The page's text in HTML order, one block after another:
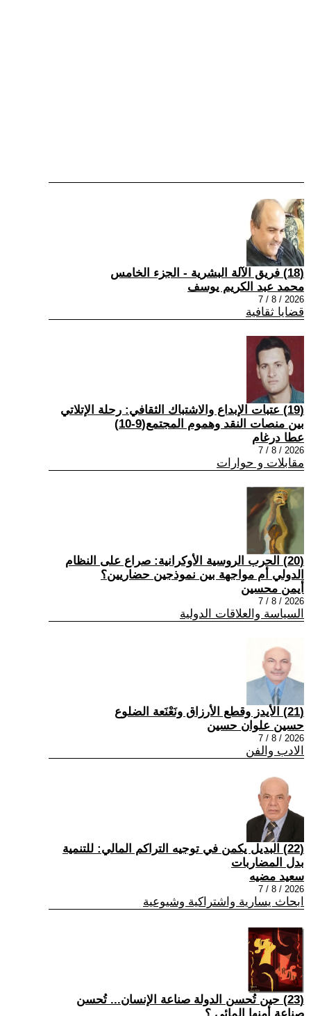
(18) فريق الآلة البشرية - الجزء الخامس
محمد عبد الكريم يوسف
2026 / 8 / 7
قضايا ثقافية
(19) عتبات الإبداع والاشتباك الثقافي: رحلة الإتلاتي
بين منصات النقد وهموم المجتمع(9-10)
عطا درغام
2026 / 8 / 7
مقابلات و حوارات
(20) الحرب الروسية الأوكرانية: صراع على النظام
الدولي أم مواجهة بين نموذجين حضاريين؟
أيمن محسين
2026 / 8 / 7
السياسة والعلاقات الدولية
(21) الأيدز وقطع الأرزاق ونَعْنَعة الضلوع
حسين علوان حسين
2026 / 8 / 7
الادب والفن
(22) البديل يكمن في توجيه التراكم المالي: للتنمية
بدل المضاربات
سعيد مضيه
2026 / 8 / 7
ابحاث يسارية واشتراكية وشيوعية
(23) حين تُحسن الدولة صناعة الإنسان... تُحسن